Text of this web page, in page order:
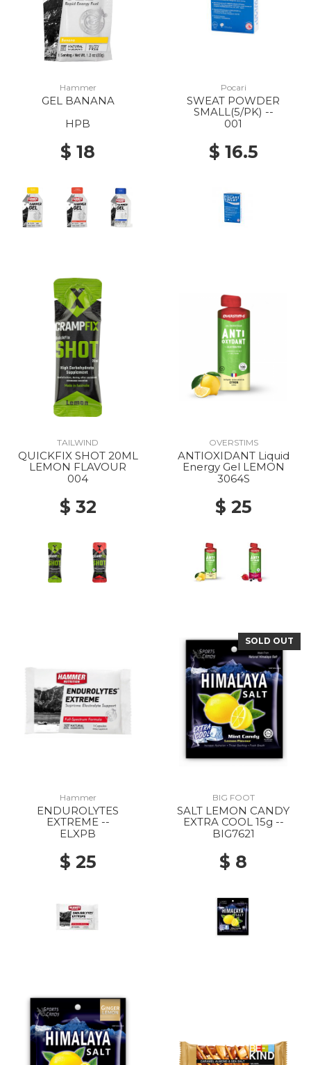
Hammer
GEL BANANA
HPB
$ 18
Pocari
SWEAT POWDER
SMALL(5/PK) --
001
$ 16.5
TAILWIND
QUICKFIX SHOT 20ML
LEMON FLAVOUR
004
$ 32
OVERSTIMS
ANTIOXIDANT Liquid
Energy Gel LEMON
3064S
$ 25
Hammer
ENDUROLYTES
EXTREME --
ELXPB
$ 25
SOLD OUT
BIG FOOT
SALT LEMON CANDY
EXTRA COOL 15g --
BIG7621
$ 8